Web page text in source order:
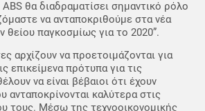
ABS θα διαδραματίσει σημαντικό ρόλο
να ανταποκριθούμε στα νέα
παγκοσμίως για το 2020”.
αρχίζουν να προετοιμάζονται για
επικείμενα πρότυπα για τις
να είναι βέβαιοι ότι έχουν
ανταποκρίνονται καλύτερα στις
τους. Μέσω της τεχνοοικονομικής